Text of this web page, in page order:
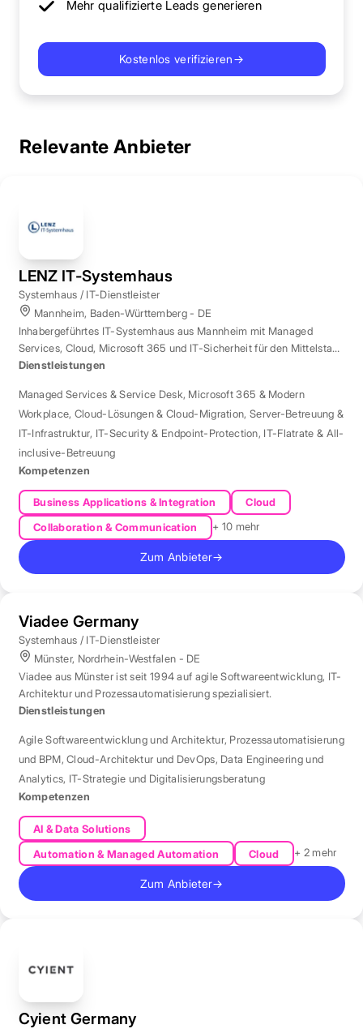
Mehr qualifizierte Leads generieren
Kostenlos verifizieren→
Relevante Anbieter
LENZ IT-Systemhaus
Systemhaus / IT-Dienstleister
Mannheim, Baden-Württemberg - DE
Inhabergeführtes IT-Systemhaus aus Mannheim mit Managed
Services, Cloud, Microsoft 365 und IT-Sicherheit für den Mittelstand
der Region Rhein-Neckar.
Dienstleistungen
Managed Services & Service Desk, Microsoft 365 & Modern
Workplace, Cloud-Lösungen & Cloud-Migration, Server-Betreuung &
IT-Infrastruktur, IT-Security & Endpoint-Protection, IT-Flatrate & All-
inclusive-Betreuung
Kompetenzen
Business Applications & Integration
Cloud
Collaboration & Communication
+ 10 mehr
Zum Anbieter→
Viadee Germany
Systemhaus / IT-Dienstleister
Münster, Nordrhein-Westfalen - DE
Viadee aus Münster ist seit 1994 auf agile Softwareentwicklung, IT-
Architektur und Prozessautomatisierung spezialisiert.
Dienstleistungen
Agile Softwareentwicklung und Architektur, Prozessautomatisierung
und BPM,Cloud-Architektur und DevOps, Data Engineering und
Analytics, IT-Strategie und Digitalisierungsberatung
Kompetenzen
AI & Data Solutions
Automation & Managed Automation
Cloud + 2 mehr
Zum Anbieter→
Cyient Germany